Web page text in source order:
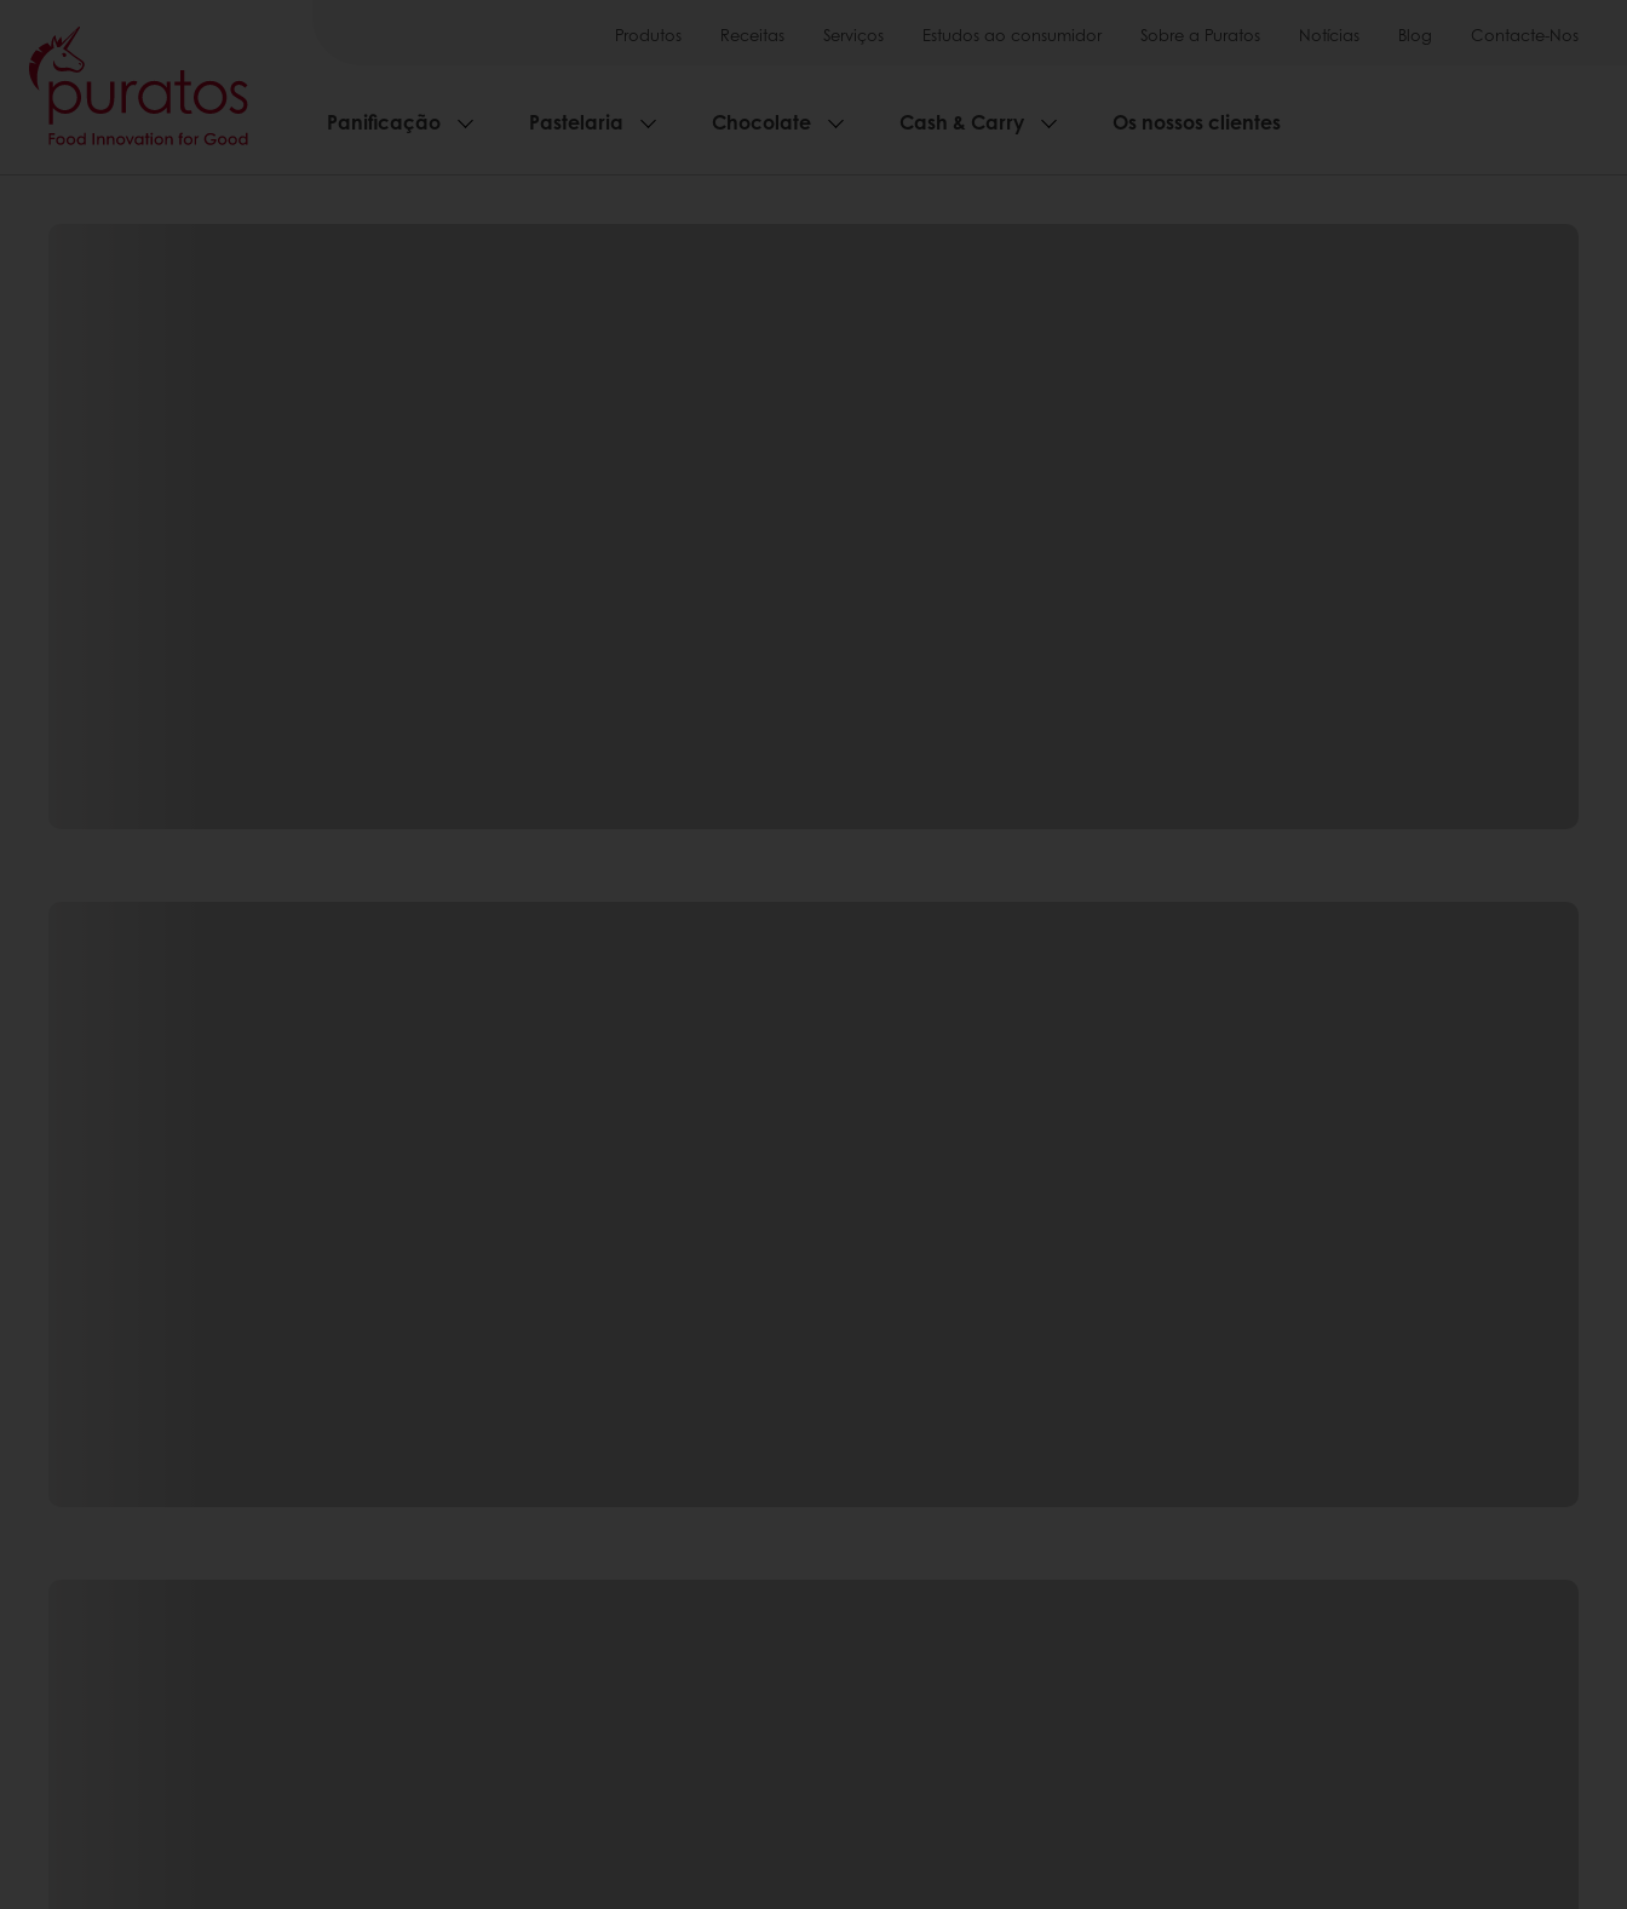
Produtos Receitas Serviços Estudos ao consumidor Sobre a Puratos Notícias Blog Contacte-Nos
Panificação Pastelaria Chocolate Cash & Carry Os nossos clientes